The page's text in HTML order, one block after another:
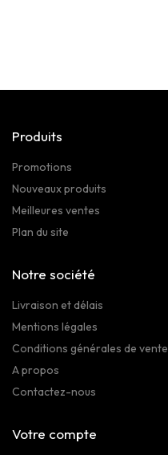
Produits
Promotions
Nouveaux produits
Meilleures ventes
Plan du site
Notre société
Livraison et délais
Mentions légales
Conditions générales de vente
A propos
Contactez-nous
Votre compte